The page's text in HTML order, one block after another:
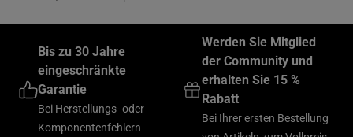
Bis zu 30 Jahre
eingeschränkte
Garantie
Bei Herstellungs- oder
Komponentenfehlern
Werden Sie Mitglied
der Community und
erhalten Sie 15 %
Rabatt
Bei Ihrer ersten Bestellung